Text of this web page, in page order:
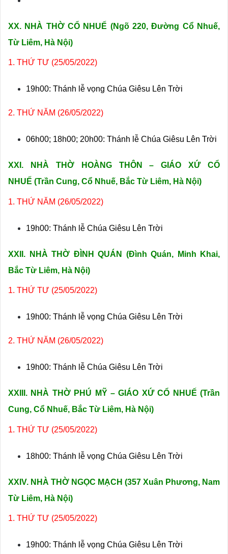
XX. NHÀ THỜ CỔ NHUẾ (Ngõ 220, Đường Cổ Nhuế,
Từ Liêm, Hà Nội)
1. THỨ TƯ (25/05/2022)
19h00: Thánh lễ vọng Chúa Giêsu Lên Trời
2. THỨ NĂM (26/05/2022)
06h00; 18h00; 20h00: Thánh lễ Chúa Giêsu Lên Trời
XXI. NHÀ THỜ HOÀNG THÔN – GIÁO XỨ CỔ
NHUẾ (Trần Cung, Cổ Nhuế, Bắc Từ Liêm, Hà Nội)
1. THỨ NĂM (26/05/2022)
19h00: Thánh lễ Chúa Giêsu Lên Trời
XXII. NHÀ THỜ ĐÌNH QUÁN (Đình Quán, Minh Khai,
Bắc Từ Liêm, Hà Nội)
1. THỨ TƯ (25/05/2022)
19h00: Thánh lễ vọng Chúa Giêsu Lên Trời
2. THỨ NĂM (26/05/2022)
19h00: Thánh lễ Chúa Giêsu Lên Trời
XXIII. NHÀ THỜ PHÚ MỸ – GIÁO XỨ CỔ NHUẾ (Trần
Cung, Cổ Nhuế, Bắc Từ Liêm, Hà Nội)
1. THỨ TƯ (25/05/2022)
18h00: Thánh lễ vọng Chúa Giêsu Lên Trời
XXIV. NHÀ THỜ NGỌC MẠCH (357 Xuân Phương, Nam
Từ Liêm, Hà Nội)
1. THỨ TƯ (25/05/2022)
19h00: Thánh lễ vọng Chúa Giêsu Lên Trời